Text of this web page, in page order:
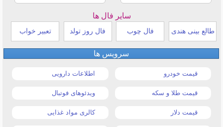
سایر فال ها
طالع بینی هندی فال چوب فال روز تولد تعبیر خواب
سرویس ها
قیمت خودرو اطلاعات دارویی
قیمت طلا و سکه ویدئوهای فوتبال
قیمت دلار کالری مواد غذایی